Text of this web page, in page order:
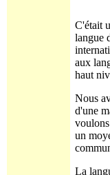
C'était
langue
aux
haut
Nous
d'une
un
La